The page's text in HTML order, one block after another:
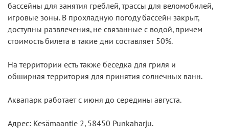
бассейны для занятия греблей, трассы для веломобилей,
игровые зоны. В прохладную погоду бассейн закрыт,
доступны развлечения, не связанные с водой, причем
стоимость билета в такие дни составляет 50%.
На территории есть также беседка для гриля и
обширная территория для принятия солнечных ванн.
Аквапарк работает с июня до середины августа.
Адрес: Kesämaantie 2, 58450 Punkaharju.